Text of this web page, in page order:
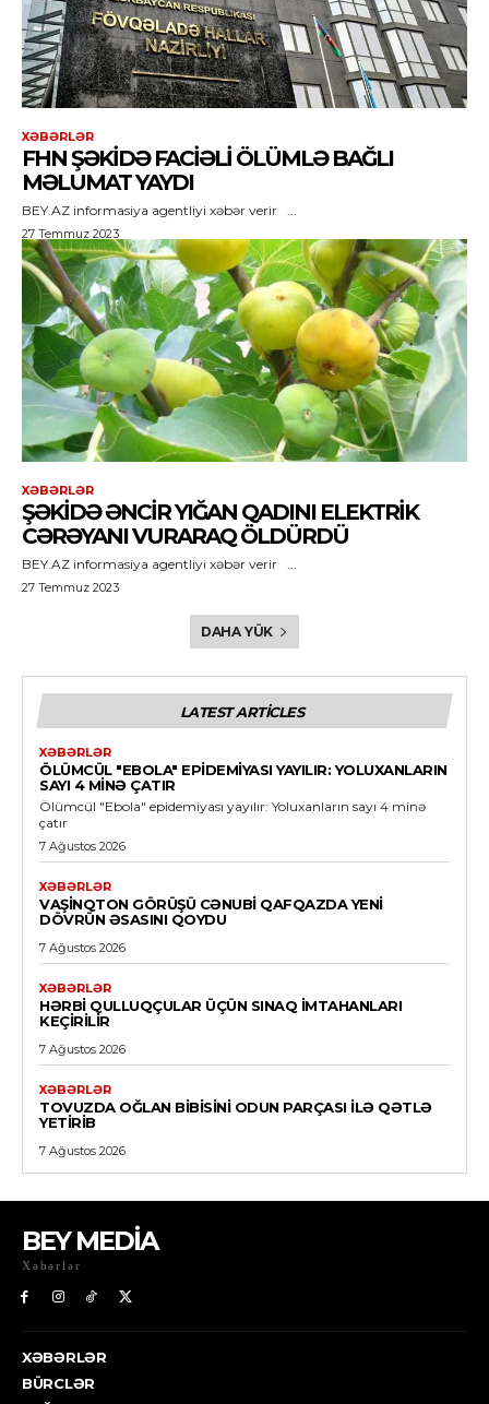
XƏBƏRLƏR
FHN ŞƏKIDƏ FACIƏLI ÖLÜMLƏ BAĞLI
MƏLUMAT YAYDI
BEY.AZ informasiya agentliyi xəbər verir ...
27 Temmuz 2023
XƏBƏRLƏR
ŞƏKIDƏ ƏNCIR YIĞAN QADINI ELEKTRIK
CƏRƏYANI VURARAQ ÖLDÜRDÜ
BEY.AZ informasiya agentliyi xəbər verir ...
27 Temmuz 2023
DAHA YÜK
LATEST ARTICLES
XƏBƏRLƏR
ÖLÜMCÜL "EBOLA" EPIDEMIYASI YAYILIR: YOLUXANLARIN
SAYI 4 MINƏ ÇATIR
Ölümcül "Ebola" epidemiyası yayılır: Yoluxanların sayı 4 minə
çatır
7 Ağustos 2026
XƏBƏRLƏR
VAŞINQTON GÖRÜŞÜ CƏNUBI QAFQAZDA YENI
DÖVRÜN ƏSASINI QOYDU
7 Ağustos 2026
XƏBƏRLƏR
HƏRBI QULLUQÇULAR ÜÇÜN SINAQ IMTAHANLARI
KEÇIRILIR
7 Ağustos 2026
XƏBƏRLƏR
TOVUZDA OĞLAN BIBISINI ODUN PARÇASI ILƏ QƏTLƏ
YETIRIB
7 Ağustos 2026
BEY MEDİA
Xəbərlər
XƏBƏRLƏR
BÜRCLƏR